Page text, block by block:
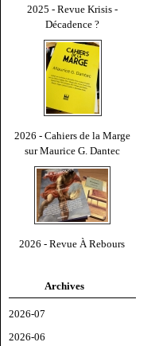
2025 - Revue Krisis -
Décadence ?
2026 - Cahiers de la Marge
sur Maurice G. Dantec
2026 - Revue À Rebours
Archives
2026-07
2026-06